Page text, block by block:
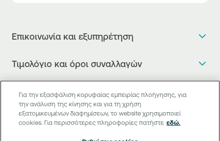
Επικοινωνία και εξυπηρέτηση
Η νέα Ψηφιακή Εποχή στις συναλλαγές, έφτασε!
Θέλω να μιλήσω με Corporate Transaction Banking
Officer
Τιμολόγιο και όροι συναλλαγών
Τιμολόγιο της Τράπεζας
Δελτίο τιμών συναλλάγματος
Δελτίο πληροφόρησης περί τελών
Μεταφορά λογαριασμού πληρωμών
Χρήσιμοι σύνδεσμοι
Συχνές ερωτήσεις
Κανονιστική Συμμόρφωση
Digital Banking
Για την εξασφάλιση κορυφαίας εμπειρίας πλοήγησης, για
την ανάλυση της κίνησης και για τη χρήση
εξατομικευμένων διαφημίσεων, το website χρησιμοποιεί
cookies. Για περισσότερες πληροφορίες πατήστε εδώ.